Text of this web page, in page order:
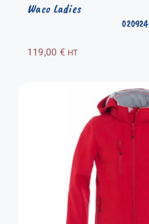
020924
Waco Ladies
119,00 € HT